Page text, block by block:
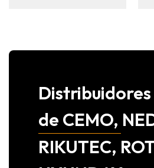
de CEMO,
RIKUTEC,